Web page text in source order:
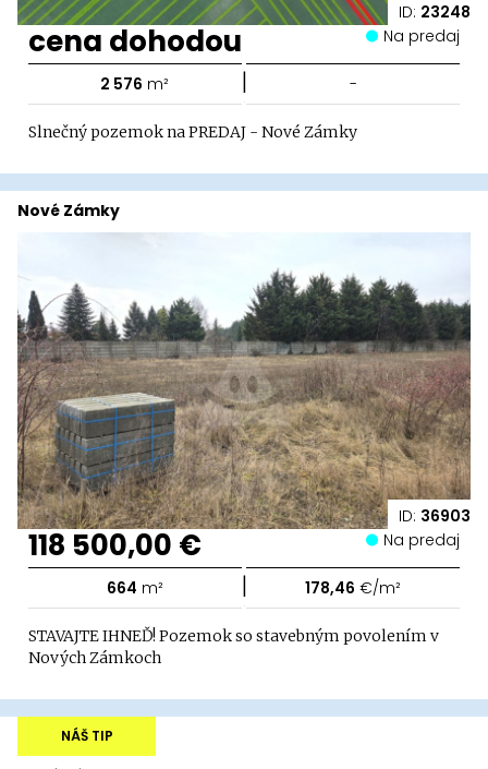
ID: 23248
cena dohodou Na predaj
2 576 m² | -
Slnečný pozemok na PREDAJ - Nové Zámky
ID: 36903
Nové Zámky
118 500,00 € Na predaj
664 m² | 178,46 €/m²
STAVAJTE IHNEĎ! Pozemok so stavebným povolením v
Nových Zámkoch
NÁŠ TIP